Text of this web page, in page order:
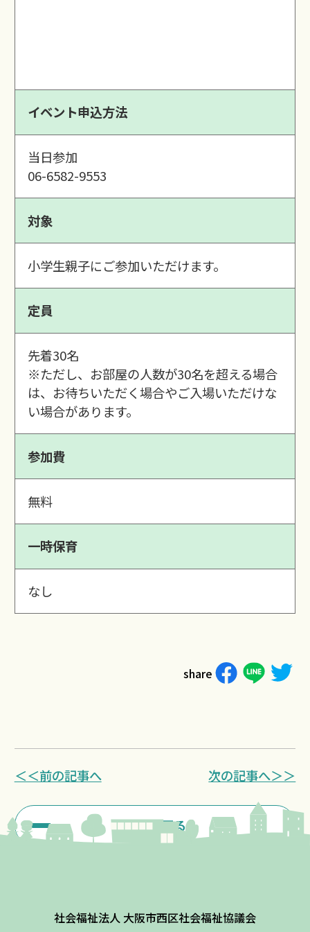
イベント申込方法
当日参加
06-6582-9553
対象
小学生親子にご参加いただけます。
定員
先着30名
※ただし、お部屋の人数が30名を超える場合
は、お待ちいただく場合やご入場いただけな
い場合があります。
参加費
無料
一時保育
なし
share
＜＜前の記事へ
一覧に戻る
次の記事へ＞＞
社会福祉法人 大阪市西区社会福祉協議会